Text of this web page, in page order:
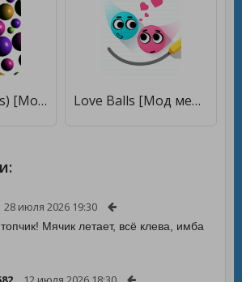
Шарики (Lines) [Мод меню] Love Balls [Мод меню]
28 июля 2026 19:30
Мячик летает, всё клева, имба